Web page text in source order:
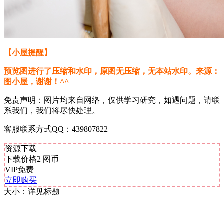
【小屋提醒】
预览图进行了压缩和水印，原图无压缩，无本站水印。来源：
图小屋，谢谢！^^
免责声明：图片均来自网络，仅供学习研究，如遇问题，请联
系我们，我们将尽快处理。
客服联系方式QQ：439807822
资源下载
下载价格2 图币
VIP免费
立即购买
大小： 详见标题